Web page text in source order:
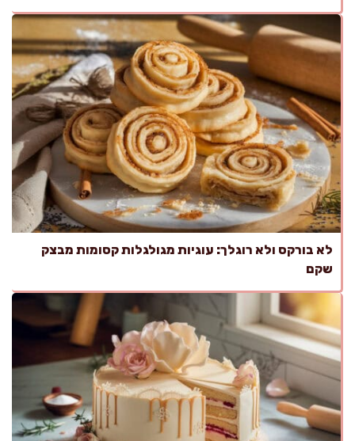
לא בורקס ולא רוגלך: עוגיות מגולגלות קסומות מבצק
שקם